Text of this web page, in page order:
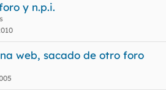
y n.p.i.
web, sacado de otro foro